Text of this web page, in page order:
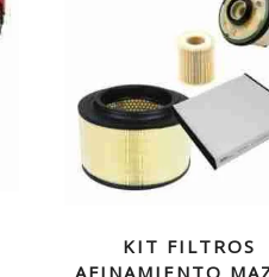
KIT FILTROS
AFINAMIENTO